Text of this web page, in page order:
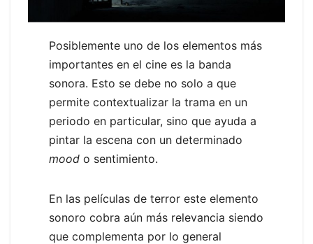
Posiblemente uno de los elementos más
importantes en el cine es la banda
sonora. Esto se debe no solo a que
permite contextualizar la trama en un
periodo en particular, sino que ayuda a
pintar la escena con un determinado
mood o sentimiento.
En las películas de terror este elemento
sonoro cobra aún más relevancia siendo
que complementa por lo general